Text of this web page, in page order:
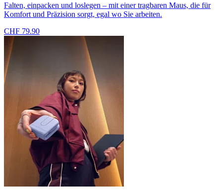
Falten, einpacken und loslegen – mit einer tragbaren Maus, die für
Komfort und Präzision sorgt, egal wo Sie arbeiten.
CHF 79.90